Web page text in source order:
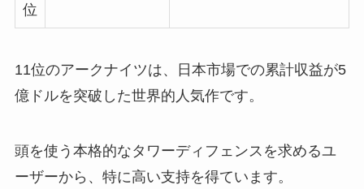
位
11位のアークナイツは、日本市場での累計収益が5
億ドルを突破した世界的人気作です。
頭を使う本格的なタワーディフェンスを求めるユ
ーザーから、特に高い支持を得ています。